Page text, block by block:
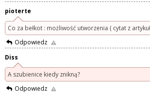
pioterte
Co za bełkot : możliwość utworzenia ( cytat z
Odpowiedz
Diss
A szubienice kiedy znikną?
Odpowiedz